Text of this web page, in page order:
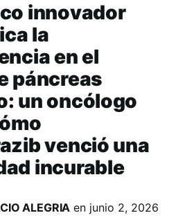
innovador
la
en el
páncreas
un oncólogo
venció una
incurable
ALEGRIA en junio 2, 2026